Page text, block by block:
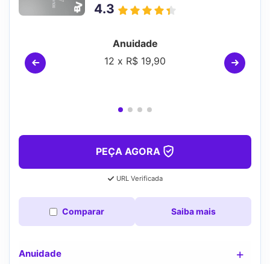
4.3
Anuidade
12 x R$ 19,90
PEÇA AGORA
URL Verificada
Comparar Saiba mais
Anuidade